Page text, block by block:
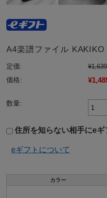
A4楽譜ファイル
定価: ¥1,639
価格:
数量:
住所を知らない相手にeギ
eギフトについて
カラー